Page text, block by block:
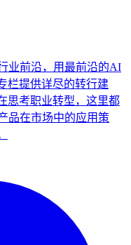
业前沿，用最前沿的AI
栏提供详尽的转行建
思考职业转型，这里都
品在市场中的应用策